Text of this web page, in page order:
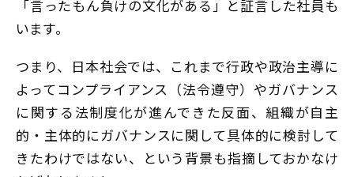
「言ったもん負けの文化がある」と証言した社員も
います。
つまり、日本社会では、これまで行政や政治主導に
よってコンプライアンス（法令遵守）やガバナンス
に関する法制度化が進んできた反面、組織が自主
的・主体的にガバナンスに関して具体的に検討して
きたわけではない、という背景も指摘しておかなけ